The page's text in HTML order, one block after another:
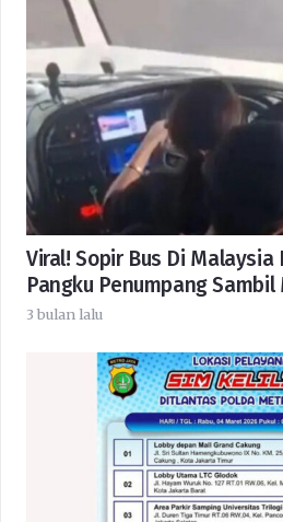
Viral! Sopir Bus Di Malaysia
Pangku Penumpang
3 bulan lalu